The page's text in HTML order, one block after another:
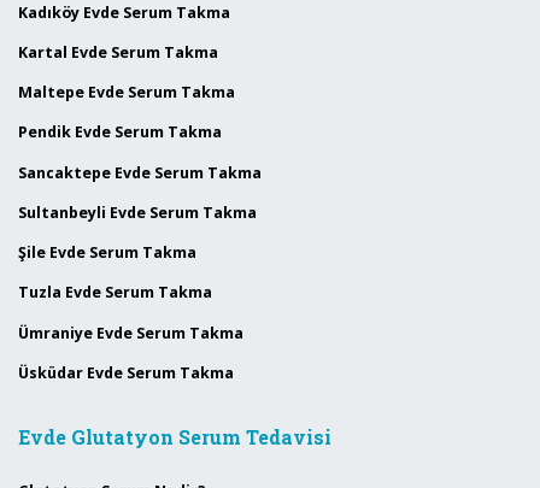
Kadıköy Evde Serum Takma
Kartal Evde Serum Takma
Maltepe Evde Serum Takma
Pendik Evde Serum Takma
Sancaktepe Evde Serum Takma
Sultanbeyli Evde Serum Takma
Şile Evde Serum Takma
Tuzla Evde Serum Takma
Ümraniye Evde Serum Takma
Üsküdar Evde Serum Takma
Evde Glutatyon Serum Tedavisi